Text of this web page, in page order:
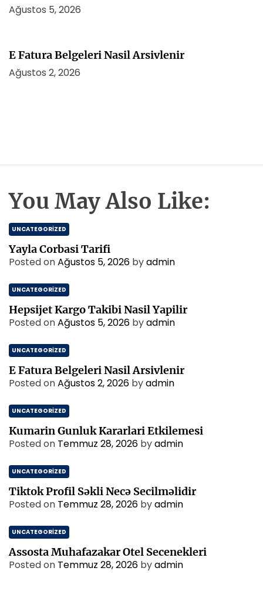
Ağustos 5, 2026
E Fatura Belgeleri Nasil Arsivlenir
Ağustos 2, 2026
You May Also Like:
UNCATEGORIZED
Yayla Corbasi Tarifi
Posted onAğustos 5, 2026 byadmin
UNCATEGORIZED
Hepsijet Kargo Takibi Nasil Yapilir
Posted onAğustos 5, 2026 byadmin
UNCATEGORIZED
E Fatura Belgeleri Nasil Arsivlenir
Posted onAğustos 2, 2026 byadmin
UNCATEGORIZED
Kumarin Gunluk Kararlari Etkilemesi
Posted on Temmuz 28, 2026 byadmin
UNCATEGORIZED
Tiktok Profil Səkli Necə Secilməlidir
Posted on Temmuz 28, 2026 byadmin
UNCATEGORIZED
Assosta Muhafazakar Otel Secenekleri
Posted on Temmuz 28, 2026 byadmin